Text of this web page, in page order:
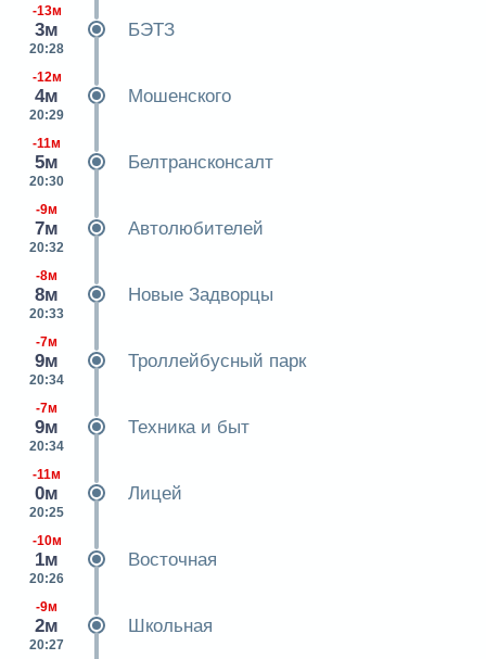
-13м
3м
20:28
БЭТЗ
-12м
4м
20:29
Мошенского
-11м
5м
20:30
Белтрансконсалт
-9м
7м
20:32
Автолюбителей
-8м
8м
20:33
Новые Задворцы
-7м
9м
20:34
Троллейбусный парк
-7м
9м
20:34
Техника и быт
-11м
0м
20:25
Лицей
-10м
1м
20:26
Восточная
-9м
2м
20:27
Школьная